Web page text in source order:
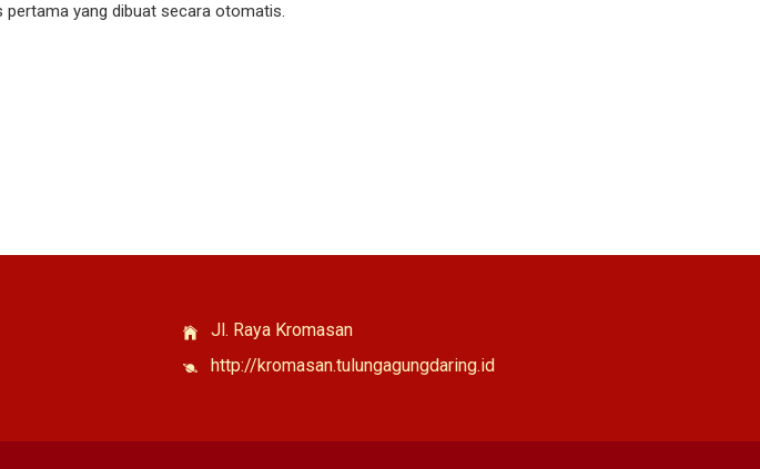
pertama yang dibuat secara otomatis.
Jl. Raya Kromasan
http://kromasan.tulungagungdaring.id